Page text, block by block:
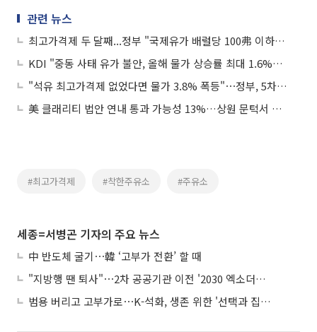
관련 뉴스
최고가격제 두 달째...정부 "국제유가 배럴당 100弗 이하로 내려가야 종료"
KDI "중동 사태 유가 불안, 올해 물가 상승률 최대 1.6%p 끌어올려"
"석유 최고가격제 없었다면 물가 3.8% 폭등"⋯정부, 5차 동결로 '민생 방파제' 친다
美 클래리티 법안 연내 통과 가능성 13%…상원 문턱서 제동
#최고가격제 #착한주유소 #주유소
세종=서병곤 기자의 주요 뉴스
中 반도체 굴기⋯韓 ‘고부가 전환’ 할 때
"지방행 땐 퇴사"⋯2차 공공기관 이전 '2030 엑소더스' 뇌관
범용 버리고 고부가로⋯K-석화, 생존 위한 '선택과 집중'